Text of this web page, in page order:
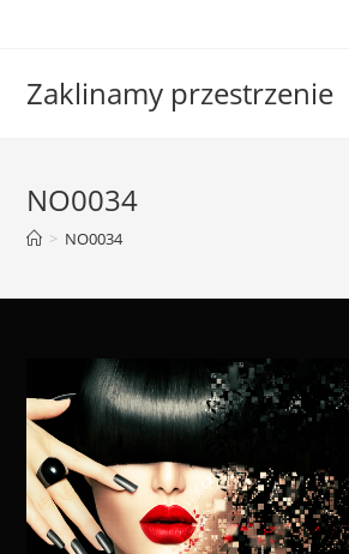
Zaklinamy przestrzenie
NO0034
> NO0034